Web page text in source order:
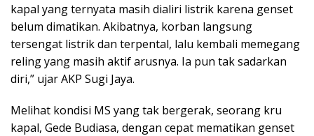
kapal yang ternyata masih dialiri listrik karena genset
belum dimatikan. Akibatnya, korban langsung
tersengat listrik dan terpental, lalu kembali memegang
reling yang masih aktif arusnya. Ia pun tak sadarkan
diri,” ujar AKP Sugi Jaya.
Melihat kondisi MS yang tak bergerak, seorang kru
kapal, Gede Budiasa, dengan cepat mematikan genset